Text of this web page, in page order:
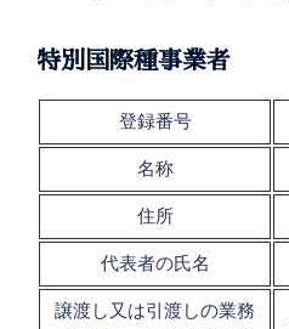
特別国際種事業者
登録番号
名称
住所
代表者の氏名
譲渡し又は引渡しの業務